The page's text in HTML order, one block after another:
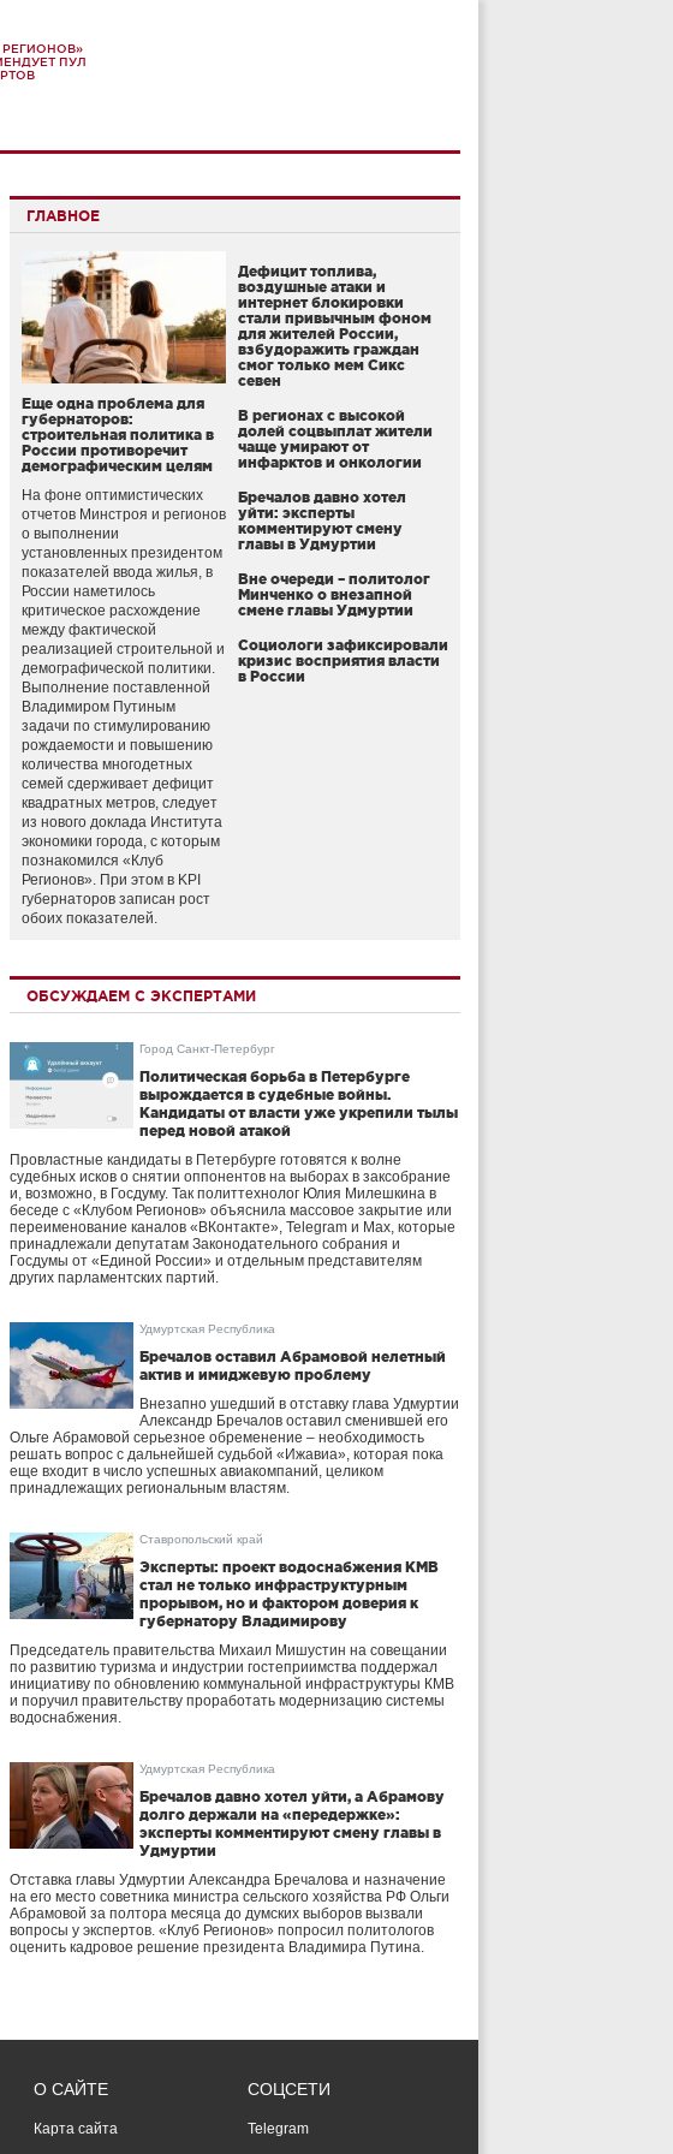
РЕГИОНОВ»
ПУЛ
ГЛАВНОЕ
Еще одна проблема для
губернаторов:
строительная политика в
России противоречит
демографическим целям
На фоне оптимистических
отчетов Минстроя и регионов
о выполнении
установленных президентом
показателей ввода жилья, в
России наметилось
критическое расхождение
между фактической
реализацией строительной и
демографической политики.
Выполнение поставленной
Владимиром Путиным
задачи по стимулированию
рождаемости и повышению
количества многодетных
семей сдерживает дефицит
квадратных метров, следует
из нового доклада Института
экономики города, с которым
познакомился «Клуб
Регионов». При этом в KPI
губернаторов записан рост
обоих показателей.
Дефицит топлива,
воздушные атаки и
интернет блокировки
стали привычным фоном
для жителей России,
взбудоражить граждан
смог только мем Сикс
севен
В регионах с высокой
долей соцвыплат жители
чаще умирают от
инфарктов и онкологии
Бречалов давно хотел
уйти: эксперты
комментируют смену
главы в Удмуртии
Вне очереди – политолог
Минченко о внезапной
смене главы Удмуртии
Социологи зафиксировали
кризис восприятия власти
в России
ОБСУЖДАЕМ С ЭКСПЕРТАМИ
Город Санкт-Петербург
Политическая борьба в Петербурге
вырождается в судебные войны.
Кандидаты от власти уже укрепили тылы
перед новой атакой
Провластные кандидаты в Петербурге готовятся к волне
судебных исков о снятии оппонентов на выборах в заксобрание
и, возможно, в Госдуму. Так политтехнолог Юлия Милешкина в
беседе с «Клубом Регионов» объяснила массовое закрытие или
переименование каналов «ВКонтакте», Telegram и Max, которые
принадлежали депутатам Законодательного собрания и
Госдумы от «Единой России» и отдельным представителям
других парламентских партий.
Удмуртская Республика
Бречалов оставил Абрамовой нелетный
актив и имиджевую проблему
Внезапно ушедший в отставку глава Удмуртии
Александр Бречалов оставил сменившей его
Ольге Абрамовой серьезное обременение – необходимость
решать вопрос с дальнейшей судьбой «Ижавиа», которая пока
еще входит в число успешных авиакомпаний, целиком
принадлежащих региональным властям.
Ставропольский край
Эксперты: проект водоснабжения КМВ
стал не только инфраструктурным
прорывом, но и фактором доверия к
губернатору Владимирову
Председатель правительства Михаил Мишустин на совещании
по развитию туризма и индустрии гостеприимства поддержал
инициативу по обновлению коммунальной инфраструктуры КМВ
и поручил правительству проработать модернизацию системы
водоснабжения.
Удмуртская Республика
Бречалов давно хотел уйти, а Абрамову
долго держали на «передержке»:
эксперты комментируют смену главы в
Удмуртии
Отставка главы Удмуртии Александра Бречалова и назначение
на его место советника министра сельского хозяйства РФ Ольги
Абрамовой за полтора месяца до думских выборов вызвали
вопросы у экспертов. «Клуб Регионов» попросил политологов
оценить кадровое решение президента Владимира Путина.
О САЙТЕ
Карта сайта
СОЦСЕТИ
Telegram